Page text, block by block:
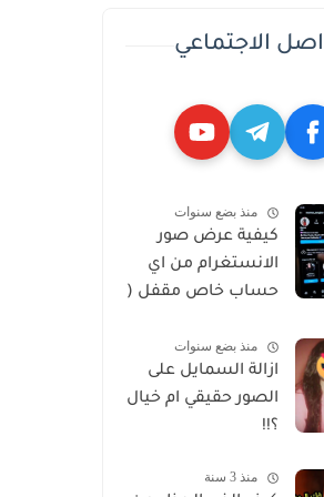
الاجتماعي
منذ بضع سنوات
كيفية عرض صور
الانستغرام من اي
حساب خاص مقفل (
منذ بضع سنوات
ازالة السمايل على
الصور حقيقي ام خيال
؟!!
منذ 3 سنة